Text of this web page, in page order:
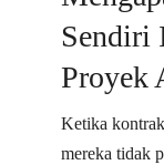
Sendiri
Proyek
Ketika
mereka tidak